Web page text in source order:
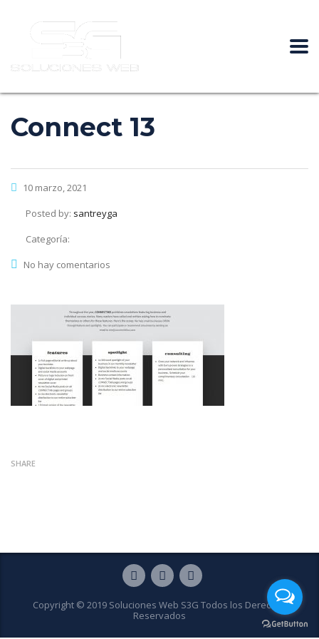
Connect 13
10 marzo, 2021
Posted by: santreyga
Categoría:
No hay comentarios
SHARE
Copyright © 2019 Soluciones Web S3G Todos los Derechos
Reservados